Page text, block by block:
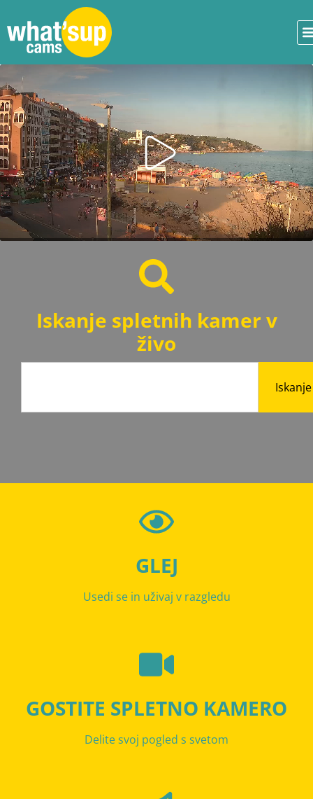
Iskanje spletnih kamer v
živo
Iskanje
GLEJ
Usedi se in uživaj v razgledu
GOSTITE SPLETNO KAMERO
Delite svoj pogled s svetom